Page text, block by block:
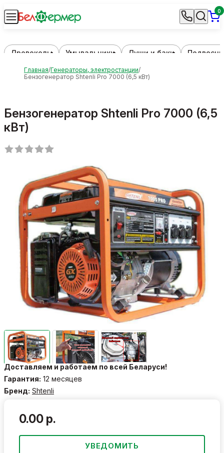
0
Дровоколы Умывальники Души и баки
Главная Генераторы, электростанции
Бензогенератор Shtenli Pro 7000 (6,5 кВт)
Бензогенератор Shtenli Pro 7000 (6,5
кВт)
Доставляем и работаем по всей Беларуси!
Гарантия: 12 месяцев
Бренд: Shtenli
0.00 р.
УВЕДОМИТЬ